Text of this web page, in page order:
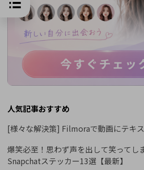
人気記事おすすめ
[様々な解決策] Filmoraで動画にテキ
爆笑必至！思わず声を出して笑ってし
Snapchatステッカー13選【最新】